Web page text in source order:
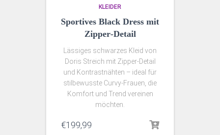
KLEIDER
Sportives Black Dress mit
Zipper‑Detail
Lässiges schwarzes Kleid von
Doris Streich mit Zipper‑Detail
und Kontrastnähten – ideal für
stilbewusste Curvy‑Frauen, die
Komfort und Trend vereinen
möchten.
€199,99